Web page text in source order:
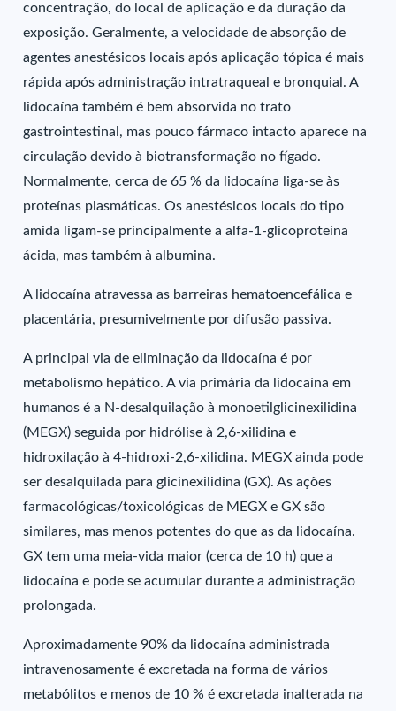
concentração, do local de aplicação e da duração da
exposição. Geralmente, a velocidade de absorção de
agentes anestésicos locais após aplicação tópica é mais
rápida após administração intratraqueal e bronquial. A
lidocaína também é bem absorvida no trato
gastrointestinal, mas pouco fármaco intacto aparece na
circulação devido à biotransformação no fígado.
Normalmente, cerca de 65 % da lidocaína liga-se às
proteínas plasmáticas. Os anestésicos locais do tipo
amida ligam-se principalmente a alfa-1-glicoproteína
ácida, mas também à albumina.
A lidocaína atravessa as barreiras hematoencefálica e
placentária, presumivelmente por difusão passiva.
A principal via de eliminação da lidocaína é por
metabolismo hepático. A via primária da lidocaína em
humanos é a N-desalquilação à monoetilglicinexilidina
(MEGX) seguida por hidrólise à 2,6-xilidina e
hidroxilação à 4-hidroxi-2,6-xilidina. MEGX ainda pode
ser desalquilada para glicinexilidina (GX). As ações
farmacológicas/toxicológicas de MEGX e GX são
similares, mas menos potentes do que as da lidocaína.
GX tem uma meia-vida maior (cerca de 10 h) que a
lidocaína e pode se acumular durante a administração
prolongada.
Aproximadamente 90% da lidocaína administrada
intravenosamente é excretada na forma de vários
metabólitos e menos de 10 % é excretada inalterada na